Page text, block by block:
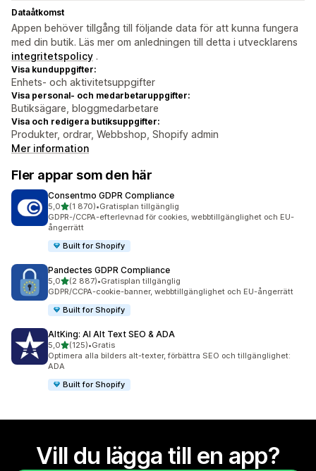
Dataåtkomst
Appen behöver tillgång till följande data för att kunna fungera
med din butik. Läs mer om anledningen till detta i utvecklarens
integritetspolicy .
Visa kunduppgifter:
Enhets- och aktivitetsuppgifter
Visa personal- och medarbetaruppgifter:
Butiksägare, bloggmedarbetare
Visa och redigera butiksuppgifter:
Produkter, ordrar, Webbshop, Shopify admin
Mer information
Fler appar som den här
Consentmo GDPR Compliance
5,0av 5 stjärnor
(1 870)
1870 recensioner totalt
•Gratisplan tillgänglig
GDPR-/CCPA-efterlevnad för cookies, webbtillgänglighet och EU-
ångerrätt
Built for Shopify
Pandectes GDPR Compliance
5,0av 5 stjärnor
(2 887)
2887 recensioner totalt
•Gratisplan tillgänglig
GDPR/CCPA-cookie-banner, webbtillgänglighet och EU-ångerrätt
Built for Shopify
AltKing: AI Alt Text SEO & ADA
5,0av 5 stjärnor
(125)
125 recensioner totalt
•Gratis
Optimera alla bilders alt-texter, förbättra SEO och tillgänglighet:
ADA
Built for Shopify
Vill du lägga till en app?